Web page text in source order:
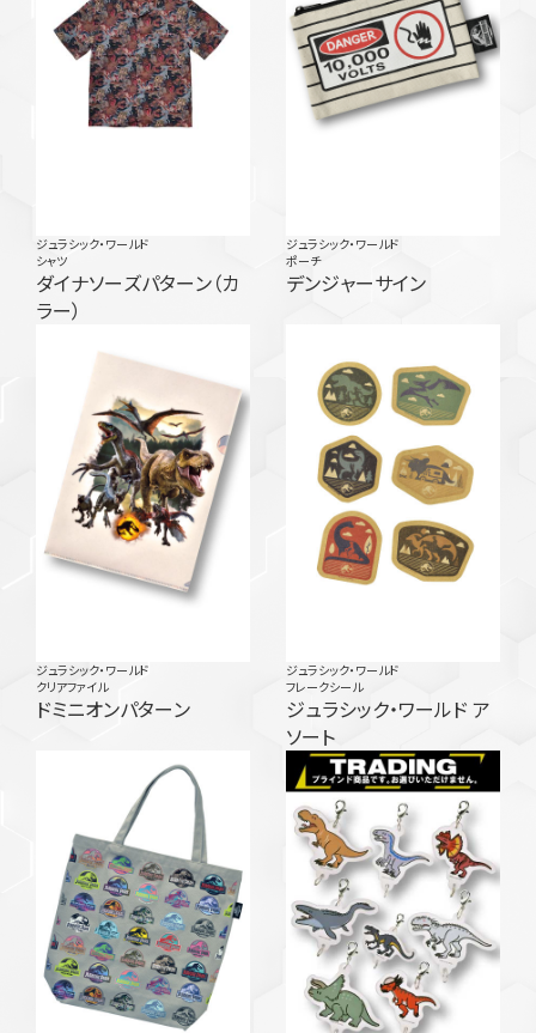
ジュラシック・ワールド
シャツ
ダイナソーズパターン（カ
ラー）
ジュラシック・ワールド
ポーチ
デンジャーサイン
ジュラシック・ワールド
クリアファイル
ドミニオンパターン
ジュラシック・ワールド
フレークシール
ジュラシック・ワールド ア
ソート